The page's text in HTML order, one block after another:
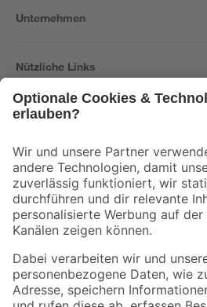
Unternehmen
Nützliche Links
Der toom Newsletter: Keine Angebote und
Zur Newsletter Anmeldung
Folge uns
Zahlungsarten